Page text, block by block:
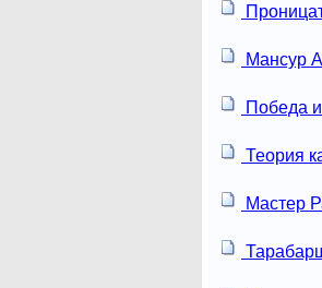
Мансур
Победа
Теория
Мастер